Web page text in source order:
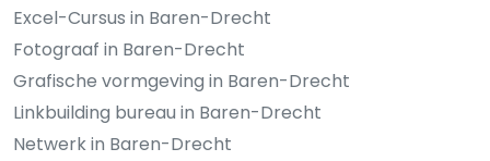
Excel-Cursus in Baren-Drecht
Fotograaf in Baren-Drecht
Grafische vormgeving in Baren-Drecht
Linkbuilding bureau in Baren-Drecht
Netwerk in Baren-Drecht